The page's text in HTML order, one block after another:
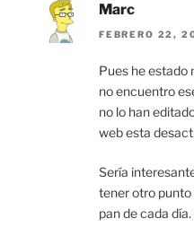
Marc
FEBRERO 22,
Pues he estado
no encuentro
no lo han
web esta
Sería
tener otro
pan de cada día.